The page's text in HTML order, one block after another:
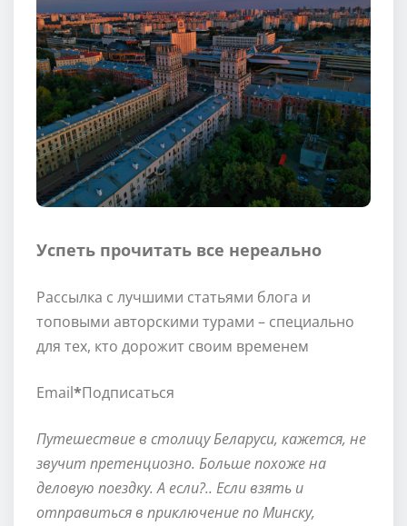
Успеть прочитать все нереально
Рассылка с лучшими статьями блога и
топовыми авторскими турами – специально
для тех, кто дорожит своим временем
Email*Подписаться
Путешествие в столицу Беларуси, кажется, не
звучит претенциозно. Больше похоже на
деловую поездку. А если?.. Если взять и
отправиться в приключение по Минску,